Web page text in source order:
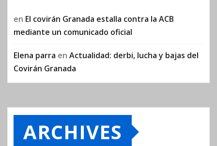
en El covirán Granada estalla contra la ACB
mediante un comunicado oficial
Elena parra en Actualidad: derbi, lucha y bajas del
Covirán Granada
ARCHIVES